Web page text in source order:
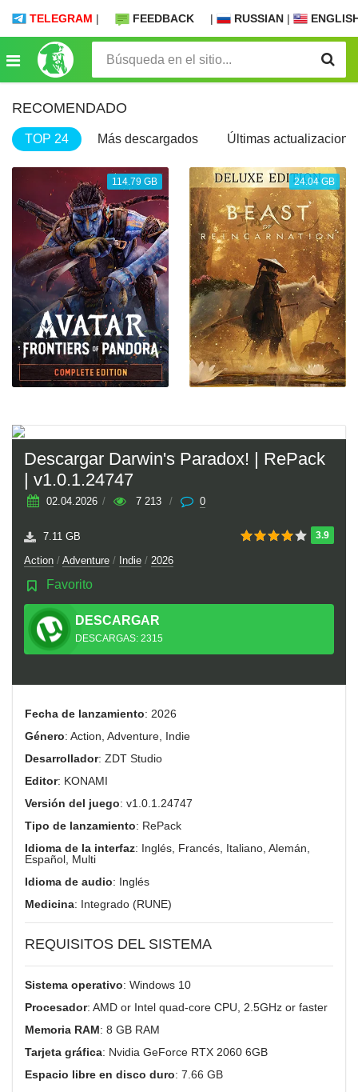
TELEGRAM | FEEDBACK | RUSSIAN |
RECOMENDADO
TOP 24 Más descargados Últimas
114.79 GB 24.04 GB
Descargar Darwin's Paradox! | RePack
| v1.0.1.24747
02.04.2026 / 7 213 / 0
3.9
7.11 GB
Action / Adventure / Indie / 2026
Favorito
DESCARGAR
TORRENT
DESCARGAS: 2315
Fecha de lanzamiento: 2026
Género: Action, Adventure, Indie
Desarrollador: ZDT Studio
Editor: KONAMI
Versión del juego: v1.0.1.24747
Tipo de lanzamiento: RePack
Idioma de la interfaz: Inglés, Francés, Italiano, Alemán,
Español, Multi
Idioma de audio: Inglés
Medicina: Integrado (RUNE)
REQUISITOS DEL SISTEMA
Sistema operativo: Windows 10
Procesador: AMD or Intel quad-core CPU, 2.5GHz or faster
Memoria RAM: 8 GB RAM
Tarjeta gráfica: Nvidia GeForce RTX 2060 6GB
Espacio libre en disco duro: 7.66 GB